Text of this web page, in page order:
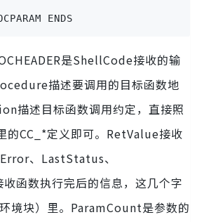
ENDS
是ShellCode接收的输
描述要调用的目标函数地
描述目标函数调用约定，直接照
的CC_*定义即可。RetValue接收
、LastStatus、
函数执行完后的信息，这几个字
境块）里。ParamCount是参数的